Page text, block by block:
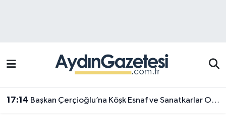
17:14 Başkan Çerçioğlu’na Köşk Esnaf ve Sanatkarlar Odası’ndan ziyaret
Efeler Trafik Yoğunluk Haritası
Süper Lig Puan Durumu ve Fikstür